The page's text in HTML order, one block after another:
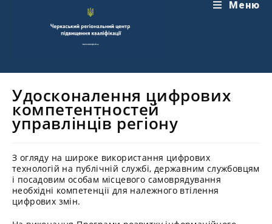
Меню
Удосконалення цифрових
компетентностей
управлінців регіону
З огляду на широке використання цифрових
технологій на публічній службі, державним службовцям
і посадовим особам місцевого самоврядування
необхідні компетенції для належного втілення
цифрових змін.